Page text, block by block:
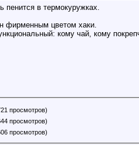
пенится в термокуружках.
фирменным цветом хаки.
кому чай, кому
просмотров)
просмотров)
просмотров)